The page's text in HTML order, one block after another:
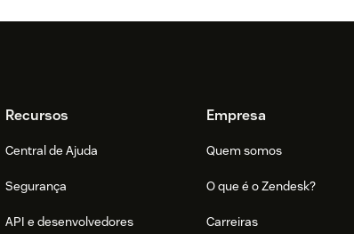
Recursos
Central de Ajuda
Segurança
API e desenvolvedores
Empresa
Quem somos
O que é o Zendesk?
Carreiras